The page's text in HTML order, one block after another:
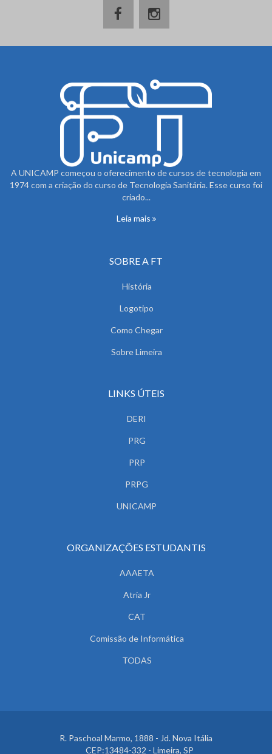
A UNICAMP começou o oferecimento de cursos de tecnologia em
1974 com a criação do curso de Tecnologia Sanitária. Esse curso foi
criado...
Leia mais
SOBRE A FT
História
Logotipo
Como Chegar
Sobre Limeira
LINKS ÚTEIS
DERI
PRG
PRP
PRPG
UNICAMP
ORGANIZAÇÕES ESTUDANTIS
AAAETA
Atria Jr
CAT
Comissão de Informática
TODAS
R. Paschoal Marmo, 1888 - Jd. Nova Itália
CEP:13484-332 - Limeira, SP